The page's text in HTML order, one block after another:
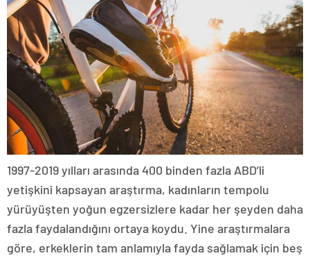
1997-2019 yılları arasında 400 binden fazla ABD’li
yetişkini kapsayan araştırma, kadınların tempolu
yürüyüşten yoğun egzersizlere kadar her şeyden daha
fazla faydalandığını ortaya koydu. Yine araştırmalara
göre, erkeklerin tam anlamıyla fayda sağlamak için beş